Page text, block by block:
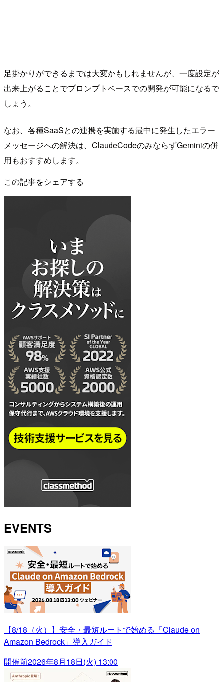
足掛かりができるまでは大変かもしれませんが、一度設定が
出来上がることでプロンプトベースでの開発が可能になるで
しょう。
なお、各種SaaSとの連携を実施する最中に発生したエラー
メッセージへの解決は、ClaudeCodeのみならずGeminiの併
用もおすすめします。
この記事をシェアする
EVENTS
【8/18（火）】安全・最短ルートで始める「Claude on
Amazon Bedrock」導入ガイド
開催前2026年8月18日(火) 13:00